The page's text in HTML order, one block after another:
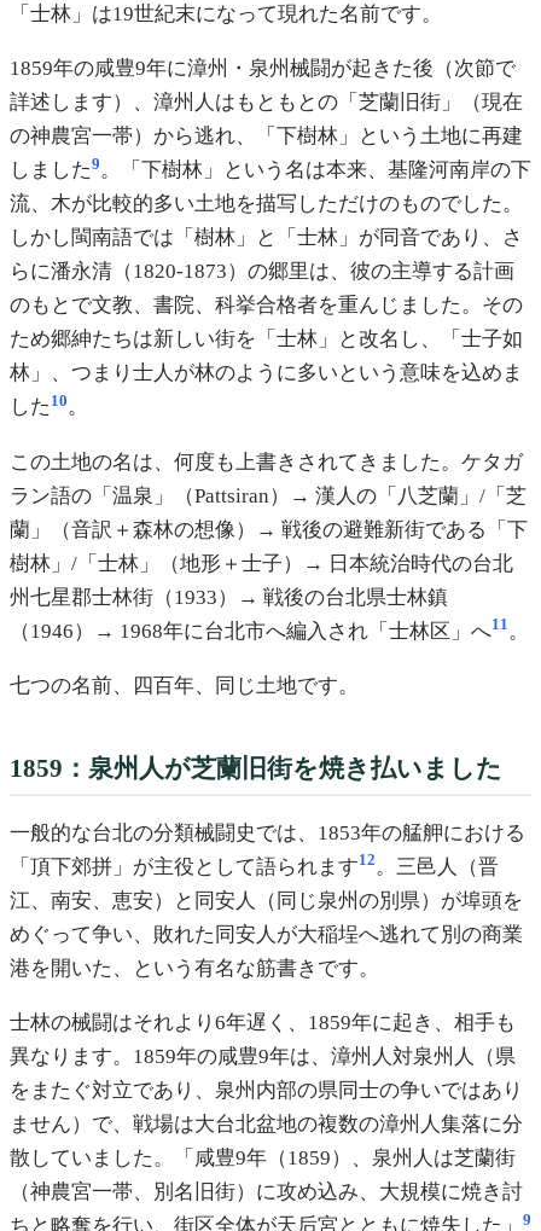
「士林」は19世紀末になって現れた名前です。
1859年の咸豊9年に漳州・泉州械闘が起きた後（次節で
詳述します）、漳州人はもともとの「芝蘭旧街」（現在
の神農宮一帯）から逃れ、「下樹林」という土地に再建
しました9。「下樹林」という名は本来、基隆河南岸の下
流、木が比較的多い土地を描写しただけのものでした。
しかし閩南語では「樹林」と「士林」が同音であり、さ
らに潘永清（1820-1873）の郷里は、彼の主導する計画
のもとで文教、書院、科挙合格者を重んじました。その
ため郷紳たちは新しい街を「士林」と改名し、「士子如
林」、つまり士人が林のように多いという意味を込めま
した 10。
この土地の名は、何度も上書きされてきました。ケタガ
ラン語の「温泉」（Pattsiran）→ 漢人の「八芝蘭」/「芝
蘭」（音訳＋森林の想像）→ 戦後の避難新街である「下
樹林」/「士林」（地形＋士子）→ 日本統治時代の台北
州七星郡士林街（1933）→ 戦後の台北県士林鎮
（1946）→ 1968年に台北市へ編入され「士林区」へ11 。
七つの名前、四百年、同じ土地です。
1859：泉州人が芝蘭旧街を焼き払いました
一般的な台北の分類械闘史では、1853年の艋舺における
「頂下郊拼」が主役として語られます12 。三邑人（晋
江、南安、恵安）と同安人（同じ泉州の別県）が埠頭を
めぐって争い、敗れた同安人が大稲埕へ逃れて別の商業
港を開いた、という有名な筋書きです。
士林の械闘はそれより6年遅く、1859年に起き、相手も
異なります。1859年の咸豊9年は、漳州人対泉州人（県
をまたぐ対立であり、泉州内部の県同士の争いではあり
ません）で、戦場は大台北盆地の複数の漳州人集落に分
散していました。「咸豊9年（1859）、泉州人は芝蘭街
（神農宮一帯、別名旧街）に攻め込み、大規模に焼き討
ちと略奪を行い、街区全体が天后宮とともに焼失した」
9